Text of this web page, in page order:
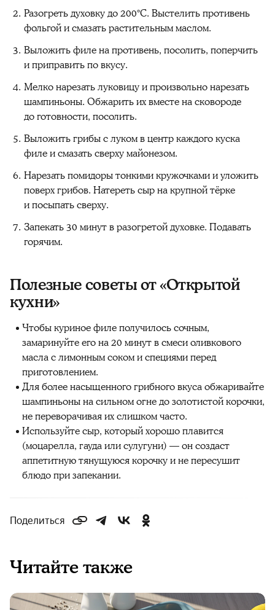
Разогреть духовку до 200°C. Выстелить противень
фольгой и смазать растительным маслом.
Выложить филе на противень, посолить, поперчить
и приправить по вкусу.
Мелко нарезать луковицу и произвольно нарезать
шампиньоны. Обжарить их вместе на сковороде
до готовности, посолить.
Выложить грибы с луком в центр каждого куска
филе и смазать сверху майонезом.
Нарезать помидоры тонкими кружочками и уложить
поверх грибов. Натереть сыр на крупной тёрке
и посыпать сверху.
Запекать 30 минут в разогретой духовке. Подавать
горячим.
Полезные советы от «Открытой
кухни»‎
Чтобы куриное филе получилось сочным,
замаринуйте его на 20 минут в смеси оливкового
масла с лимонным соком и специями перед
приготовлением.
Для более насыщенного грибного вкуса обжаривайте
шампиньоны на сильном огне до золотистой корочки,
не переворачивая их слишком часто.
Используйте сыр, который хорошо плавится
(моцарелла, гауда или сулугуни) — он создаст
аппетитную тянущуюся корочку и не пересушит
блюдо при запекании.
Поделиться
Читайте также